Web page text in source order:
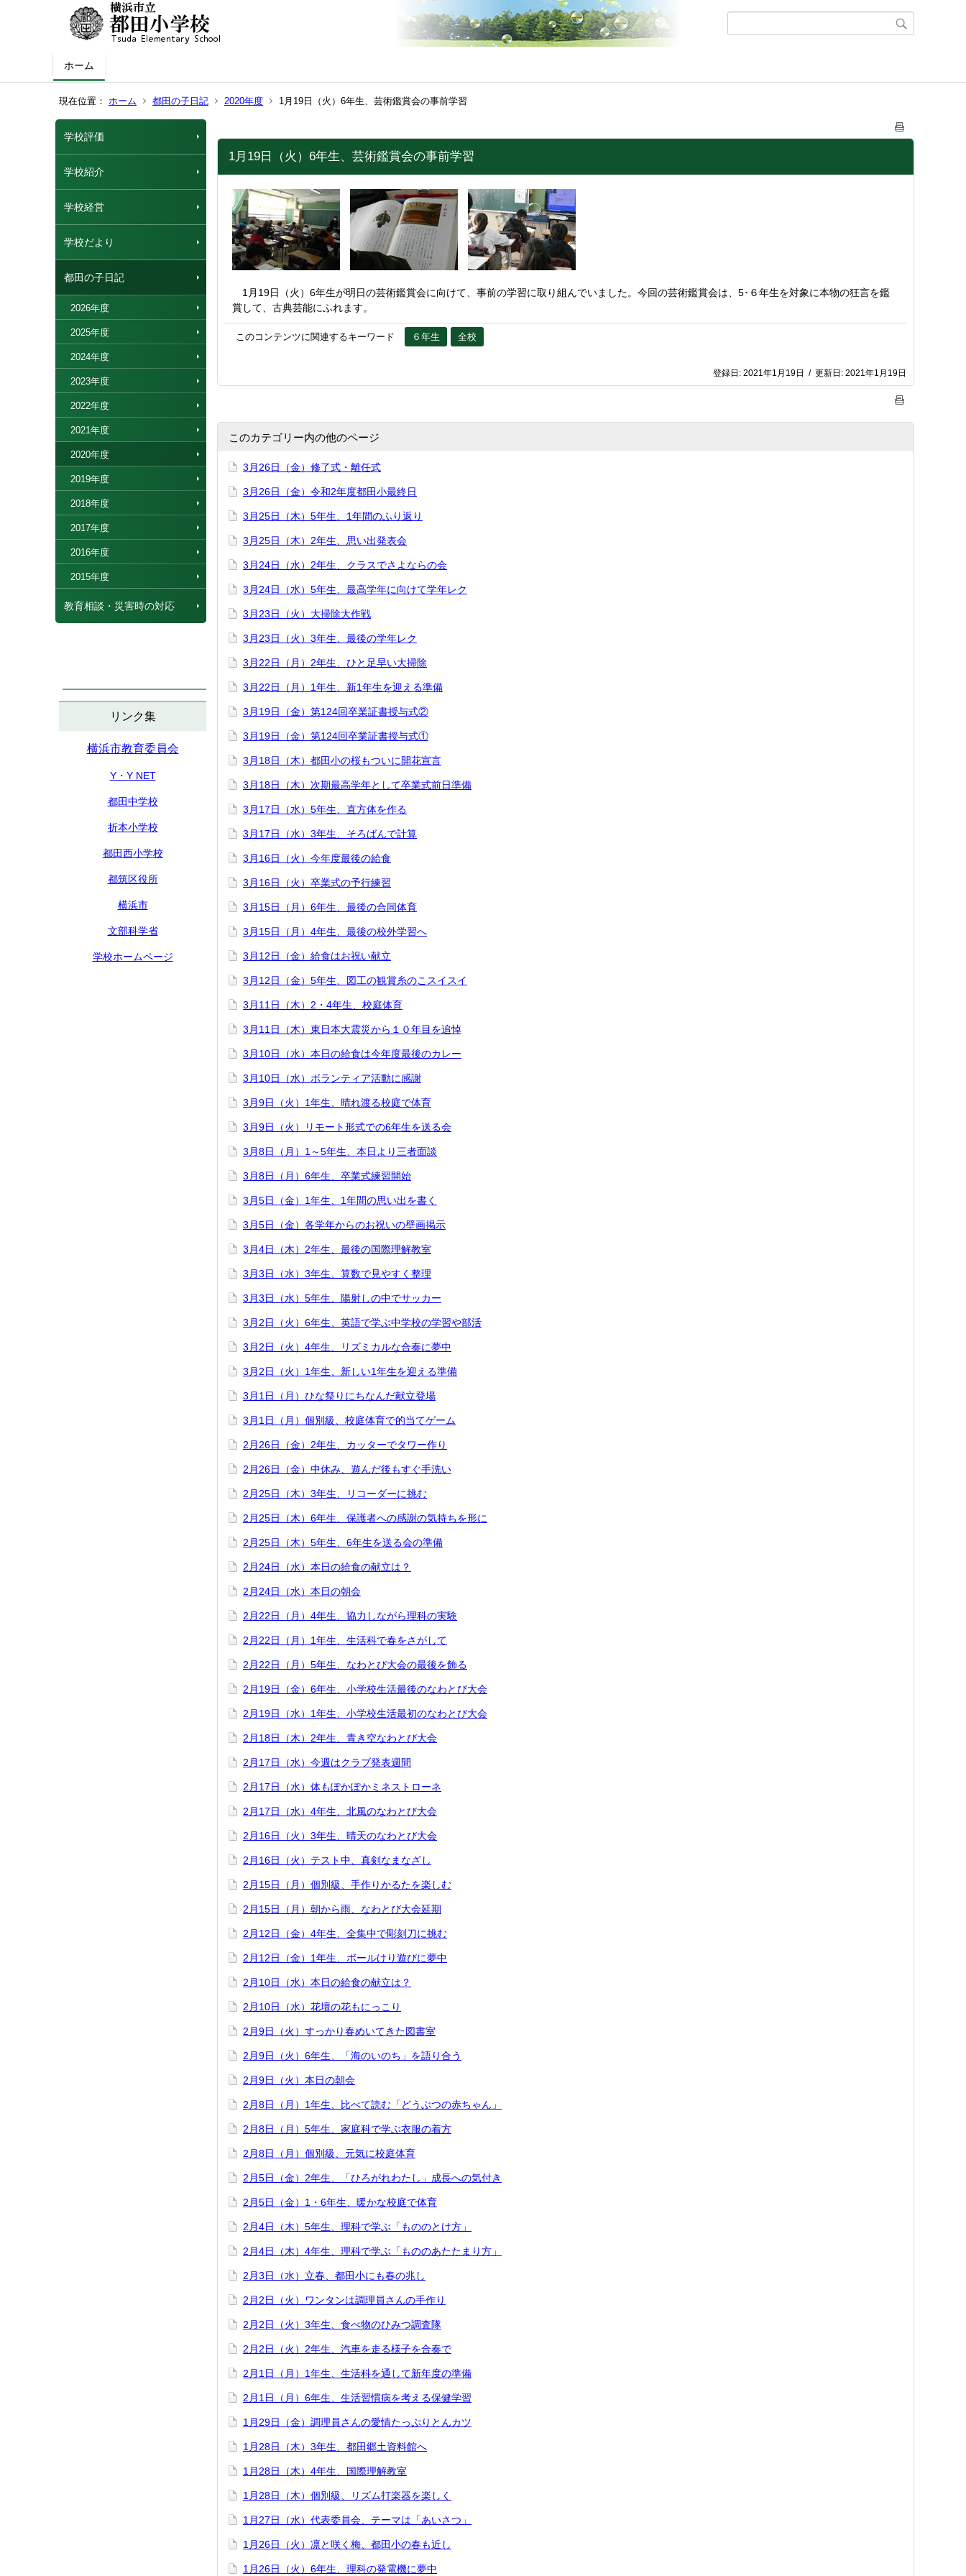
ホーム
現在位置： ホーム 都田の子日記 2020年度 1月19日（火）6年生、芸術鑑賞会の事前学習
学校評価
学校紹介
学校経営
学校だより
都田の子日記
2026年度
2025年度
2024年度
2023年度
2022年度
2021年度
2020年度
2019年度
2018年度
2017年度
2016年度
2015年度
教育相談・災害時の対応
リンク集
横浜市教育委員会
Y・Y NET
都田中学校
折本小学校
都田西小学校
都筑区役所
横浜市
文部科学省
学校ホームページ
1月19日（火）6年生、芸術鑑賞会の事前学習
1月19日（火）6年生が明日の芸術鑑賞会に向けて、事前の学習に取り組んでいました。今回の芸術鑑賞会は、5･６年生を対象に本物の狂言を鑑
賞して、古典芸能にふれます。
このコンテンツに関連するキーワード ６年生 全校
登録日: 2021年1月19日 / 更新日: 2021年1月19日
このカテゴリー内の他のページ
3月26日（金）修了式・離任式
3月26日（金）令和2年度都田小最終日
3月25日（木）5年生、1年間のふり返り
3月25日（木）2年生、思い出発表会
3月24日（水）2年生、クラスでさよならの会
3月24日（水）5年生、最高学年に向けて学年レク
3月23日（火）大掃除大作戦
3月23日（火）3年生、最後の学年レク
3月22日（月）2年生、ひと足早い大掃除
3月22日（月）1年生、新1年生を迎える準備
3月19日（金）第124回卒業証書授与式②
3月19日（金）第124回卒業証書授与式①
3月18日（木）都田小の桜もついに開花宣言
3月18日（木）次期最高学年として卒業式前日準備
3月17日（水）5年生、直方体を作る
3月17日（水）3年生、そろばんで計算
3月16日（火）今年度最後の給食
3月16日（火）卒業式の予行練習
3月15日（月）6年生、最後の合同体育
3月15日（月）4年生、最後の校外学習へ
3月12日（金）給食はお祝い献立
3月12日（金）5年生、図工の観賞糸のこスイスイ
3月11日（木）2・4年生、校庭体育
3月11日（木）東日本大震災から１０年目を追悼
3月10日（水）本日の給食は今年度最後のカレー
3月10日（水）ボランティア活動に感謝
3月9日（火）1年生、晴れ渡る校庭で体育
3月9日（火）リモート形式での6年生を送る会
3月8日（月）1～5年生、本日より三者面談
3月8日（月）6年生、卒業式練習開始
3月5日（金）1年生、1年間の思い出を書く
3月5日（金）各学年からのお祝いの壁画掲示
3月4日（木）2年生、最後の国際理解教室
3月3日（水）3年生、算数で見やすく整理
3月3日（水）5年生、陽射しの中でサッカー
3月2日（火）6年生、英語で学ぶ中学校の学習や部活
3月2日（火）4年生、リズミカルな合奏に夢中
3月2日（火）1年生、新しい1年生を迎える準備
3月1日（月）ひな祭りにちなんだ献立登場
3月1日（月）個別級、校庭体育で的当てゲーム
2月26日（金）2年生、カッターでタワー作り
2月26日（金）中休み、遊んだ後もすぐ手洗い
2月25日（木）3年生、リコーダーに挑む
2月25日（木）6年生、保護者への感謝の気持ちを形に
2月25日（木）5年生、6年生を送る会の準備
2月24日（水）本日の給食の献立は？
2月24日（水）本日の朝会
2月22日（月）4年生、協力しながら理科の実験
2月22日（月）1年生、生活科で春をさがして
2月22日（月）5年生、なわとび大会の最後を飾る
2月19日（金）6年生、小学校生活最後のなわとび大会
2月19日（水）1年生、小学校生活最初のなわとび大会
2月18日（木）2年生、青き空なわとび大会
2月17日（水）今週はクラブ発表週間
2月17日（水）体もぽかぽかミネストローネ
2月17日（水）4年生、北風のなわとび大会
2月16日（火）3年生、晴天のなわとび大会
2月16日（火）テスト中、真剣なまなざし
2月15日（月）個別級、手作りかるたを楽しむ
2月15日（月）朝から雨、なわとび大会延期
2月12日（金）4年生、全集中で彫刻刀に挑む
2月12日（金）1年生、ボールけり遊びに夢中
2月10日（水）本日の給食の献立は？
2月10日（水）花壇の花もにっこり
2月9日（火）すっかり春めいてきた図書室
2月9日（火）6年生、「海のいのち」を語り合う
2月9日（火）本日の朝会
2月8日（月）1年生、比べて読む「どうぶつの赤ちゃん」
2月8日（月）5年生、家庭科で学ぶ衣服の着方
2月8日（月）個別級、元気に校庭体育
2月5日（金）2年生、「ひろがれわたし」成長への気付き
2月5日（金）1・6年生、暖かな校庭で体育
2月4日（木）5年生、理科で学ぶ「もののとけ方」
2月4日（木）4年生、理科で学ぶ「もののあたたまり方」
2月3日（水）立春、都田小にも春の兆し
2月2日（火）ワンタンは調理員さんの手作り
2月2日（火）3年生、食べ物のひみつ調査隊
2月2日（火）2年生、汽車を走る様子を合奏で
2月1日（月）1年生、生活科を通して新年度の準備
2月1日（月）6年生、生活習慣病を考える保健学習
1月29日（金）調理員さんの愛情たっぷりとんカツ
1月28日（木）3年生、都田郷土資料館へ
1月28日（木）4年生、国際理解教室
1月28日（木）個別級、リズム打楽器を楽しく
1月27日（水）代表委員会、テーマは「あいさつ」
1月26日（火）凛と咲く梅、都田小の春も近し
1月26日（火）6年生、理科の発電機に夢中